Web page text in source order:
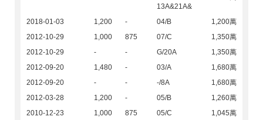
13A&21A&
2018-01-03 1,200 - 04/B
1,200萬
2012-10-29
1,000 875 07/C
1,350萬
2012-10-29
- - G/20A
1,350萬
2012-09-20
1,480 - 03/A
1,680萬
2012-09-20
- - -/8A
1,680萬
2012-03-28
1,200 - 05/B
1,260萬
2010-12-23
1,000 875 05/C 1,045萬